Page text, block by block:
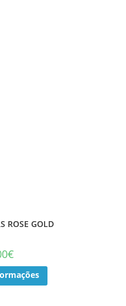
ROSE GOLD
€